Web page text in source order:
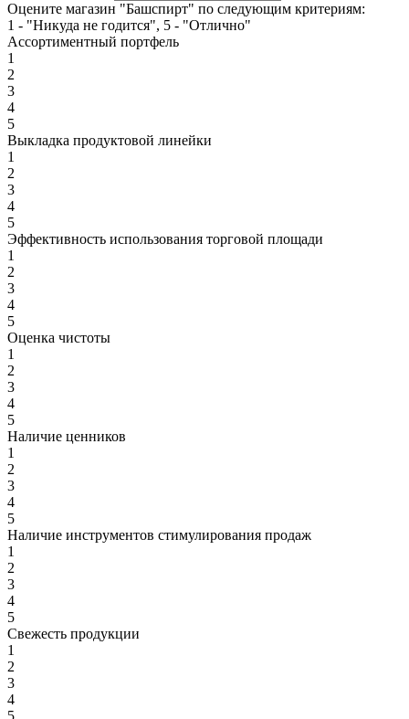
Оцените магазин "Башспирт" по следующим критериям:
1 - "Никуда не годится", 5 - "Отлично"
Ассортиментный портфель
1
2
3
4
5
Выкладка продуктовой линейки
1
2
3
4
5
Эффективность использования торговой площади
1
2
3
4
5
Оценка чистоты
1
2
3
4
5
Наличие ценников
1
2
3
4
5
Наличие инструментов стимулирования продаж
1
2
3
4
5
Свежесть продукции
1
2
3
4